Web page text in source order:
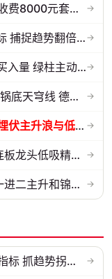
通达信【起爆擒龙决】某平台每年收费8000元套装 指标源码 无未来 →
通达信〖DKXH多空信号〗主图指标 捕捉趋势翻倍牛股的最佳股票指标公式之... →
主力量能副图+选股 红柱当天主动买入量 绿柱主动卖出量→
【银行提款机】主图指标 真正的砂锅底天穹线 德某通要价10万的主图核心... →
金钻指标【低吸连板前】专注捕捉埋伏主升浪与低吸连板节点 信号全天锁定... →
通达信【底定三秦】主副图/选股 连板龙头低吸精准量化 出票少而精 五年... →
通达信【万福锦鲤】主副图/选股 一进二主升和锦鲤回调两种模式 源码 →
源于某音直播间【四维共振】副图指标 抓趋势拐点，多维信号过滤假突破！... →